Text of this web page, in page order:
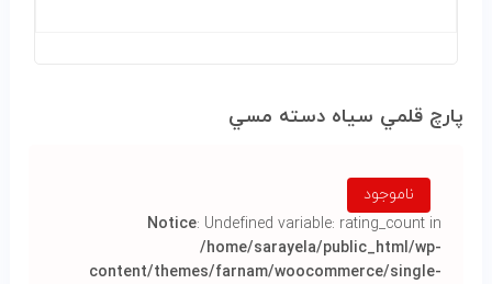
پارچ قلمي سياه دسته مسي
ناموجود
Notice: Undefined variable: rating_count in
/home/sarayela/public_html/wp-
content/themes/farnam/woocommerce/single-